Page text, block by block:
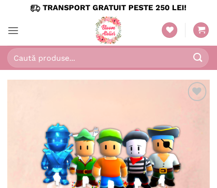
content
TRANSPORT GRATUIT PESTE 250 LEI!
Caută
după:
wishlist